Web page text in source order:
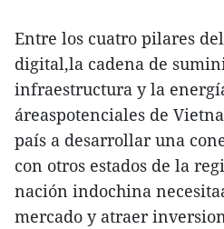
Entre los cuatro pilares
digital,la cadena de
infraestructura y la
áreaspotenciales de
país a desarrollar una
con otros estados de la
nación indochina
mercado y atraer